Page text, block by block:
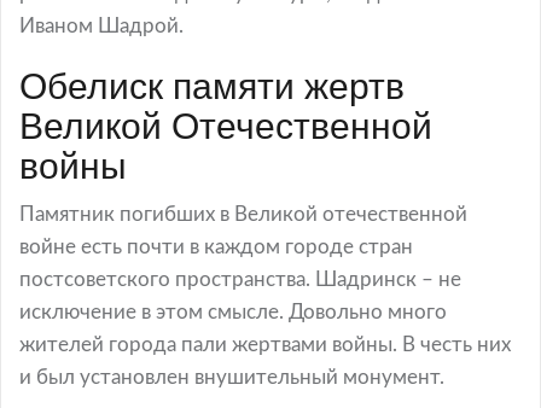
Иваном Шадрой.
Обелиск памяти жертв
Великой Отечественной
войны
Памятник погибших в Великой отечественной
войне есть почти в каждом городе стран
постсоветского пространства. Шадринск – не
исключение в этом смысле. Довольно много
жителей города пали жертвами войны. В честь них
и был установлен внушительный монумент.